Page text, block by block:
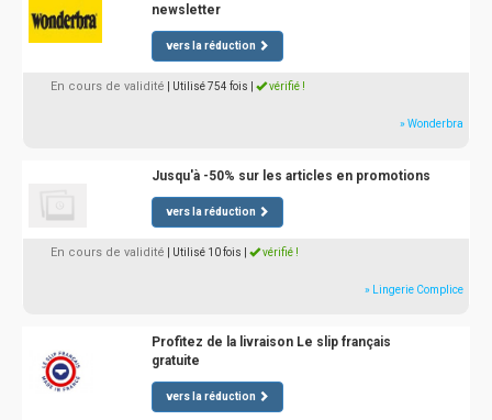
newsletter
vers la réduction
En cours de validité | Utilisé 754 fois vérifié !
» Wonderbra
Jusqu'à -50% sur les articles en promotions
vers la réduction
En cours de validité | Utilisé 10 fois vérifié !
» Lingerie Complice
Profitez de la livraison Le slip français
gratuite
vers la réduction